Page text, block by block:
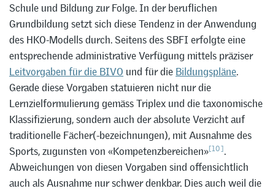
Schule und Bildung zur Folge. In der beruflichen
Grundbildung setzt sich diese Tendenz in der Anwendung
des HKO-Modells durch. Seitens des SBFI erfolgte eine
entsprechende administrative Verfügung mittels präziser
Leitvorgaben für die BIVO und für die Bildungspläne.
Gerade diese Vorgaben statuieren nicht nur die
Lernzielformulierung gemäss Triplex und die taxonomische
Klassifizierung, sondern auch der absolute Verzicht auf
traditionelle Fächer(-bezeichnungen), mit Ausnahme des
Sports, zugunsten von «Kompetenzbereichen»[10].
Abweichungen von diesen Vorgaben sind offensichtlich
auch als Ausnahme nur schwer denkbar. Dies auch weil die